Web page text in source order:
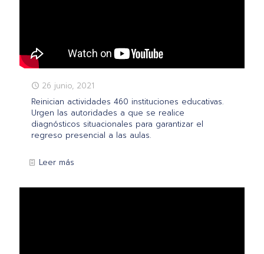
26 junio, 2021
Reinician actividades 460 instituciones educativas.
Urgen las autoridades a que se realice
diagnósticos situacionales para garantizar el
regreso presencial a las aulas.
Leer más